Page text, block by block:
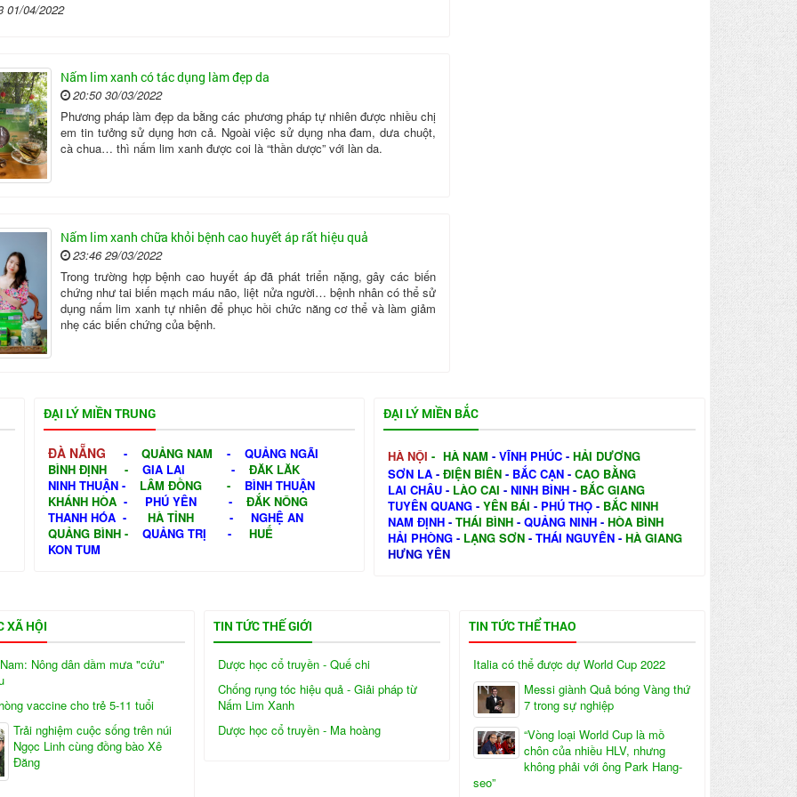
01/04/2022
Nấm lim xanh có tác dụng làm đẹp da
20:50 30/03/2022
Phương pháp làm đẹp da bằng các phương pháp tự nhiên được nhiều chị
em tin tưởng sử dụng hơn cả. Ngoài việc sử dụng nha đam, dưa chuột,
cà chua… thì nấm lim xanh được coi là “thần dược” với làn da.
Nấm lim xanh chữa khỏi bệnh cao huyết áp rất hiệu quả
23:46 29/03/2022
Trong trường hợp bệnh cao huyết áp đã phát triển nặng, gây các biến
chứng như tai biến mạch máu não, liệt nửa người… bệnh nhân có thể sử
dụng nấm lim xanh tự nhiên để phục hồi chức năng cơ thể và làm giảm
nhẹ các biến chứng của bệnh.
ĐẠI LÝ MIỀN TRUNG
ĐÀ NẴNG - QUẢNG NAM - QUẢNG NGÃI
BÌNH ĐỊNH
- GIA LAI - ĐĂK LĂK
NINH THUẬN - LÂM ĐỒNG - BÌNH THUẬN
KHÁNH HÒA - PHÚ YÊN -
ĐẮK NÔNG
THANH HÓA - HÀ TỈNH -
NGHỆ AN
QUẢNG BÌNH- QUẢNG TRỊ -
HUẾ
KON TUM
ĐẠI LÝ MIỀN BẮC
HÀ NỘI - HÀ NAM -VĨNH PHÚC -HẢI DƯƠNG
SƠN LA -ĐIỆN BIÊN - BẮC CẠN -CAO BẰNG
LAI CHÂU - LÀO CAI -NINH BÌNH - BẮC GIANG
TUYÊN QUANG -YÊN BÁI - PHÚ THỌ- BẮC NINH
NAM ĐỊNH-THÁI BÌNH -QUẢNG NINH -HÒA BÌNH
HẢI PHÒNG - LẠNG SƠN -THÁI NGUYÊN -HÀ GIANG
HƯNG YÊN
XÃ HỘI
Nông dân dầm mưa "cứu"
vaccine cho trẻ 5-11 tuổi
Trải nghiệm cuộc sống trên núi
Ngọc Linh cùng đồng bào Xê
Đăng
TIN TỨC THẾ GIỚI
Dược học cổ truyền - Quế chi
Chống rụng tóc hiệu quả - Giải pháp từ
Nấm Lim Xanh
Dược học cổ truyền - Ma hoàng
TIN TỨC THỂ THAO
Italia có thể được dự World Cup 2022
Messi giành Quả bóng Vàng thứ
7 trong sự nghiệp
“Vòng loại World Cup là mồ
chôn của nhiều HLV, nhưng
không phải với ông Park Hang-
seo”